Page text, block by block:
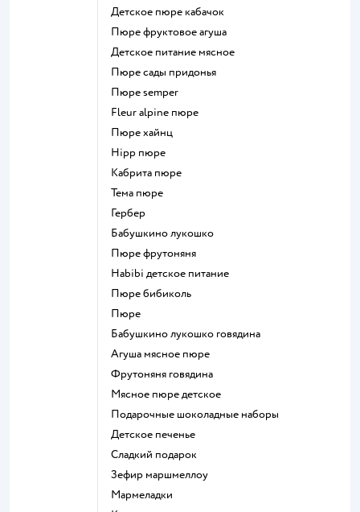
детское пюре кабачок
пюре фруктовое агуша
детское питание мясное
пюре сады придонья
пюре semper
fleur alpine пюре
пюре хайнц
hipp пюре
кабрита пюре
тема пюре
гербер
бабушкино лукошко
пюре фрутоняня
habibi детское питание
пюре бибиколь
пюре
бабушкино лукошко говядина
агуша мясное пюре
фрутоняня говядина
мясное пюре детское
подарочные шоколадные наборы
детское печенье
сладкий подарок
зефир маршмеллоу
мармеладки